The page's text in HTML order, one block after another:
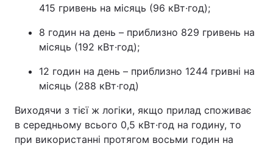
415 гривень на місяць (96 кВт·год);
8 годин на день – приблизно 829 гривень на
місяць (192 кВт·год);
12 годин на день – приблизно 1244 гривні на
місяць (288 кВт·год)
Виходячи з тієї ж логіки, якщо прилад споживає
в середньому всього 0,5 кВт·год на годину, то
при використанні протягом восьми годин на